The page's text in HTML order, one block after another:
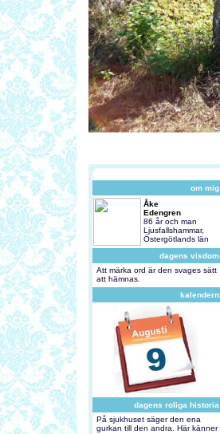
om mig
Åke
Edengren
86 år och man
Ljusfallshammar,
Östergötlands län
dagens visdom
Att märka ord är den svages sätt
att hämnas.
kalendern
dagens roliga historia
På sjukhuset säger den ena
gurkan till den andra. Här känner